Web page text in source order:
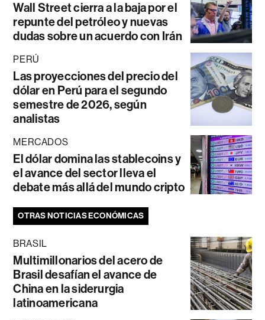
Wall Street cierra a la baja por el
repunte del petróleo y nuevas
dudas sobre un acuerdo con Irán
PERÚ
Las proyecciones del precio del
dólar en Perú para el segundo
semestre de 2026, según
analistas
MERCADOS
El dólar domina las stablecoins y
el avance del sector lleva el
debate más allá del mundo cripto
OTRAS NOTICIAS ECONÓMICAS
BRASIL
Multimillonarios del acero de
Brasil desafían el avance de
China en la siderurgia
latinoamericana